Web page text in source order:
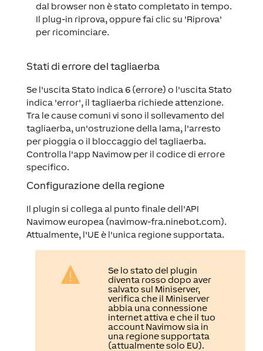
dal browser non è stato completato in tempo.
Il plug-in riprova, oppure fai clic su 'Riprova'
per ricominciare.
Stati di errore del tagliaerba
Se l'uscita Stato indica 6 (errore) o l'uscita Stato
indica 'error', il tagliaerba richiede attenzione.
Tra le cause comuni vi sono il sollevamento del
tagliaerba, un'ostruzione della lama, l'arresto
per pioggia o il bloccaggio del tagliaerba.
Controlla l'app Navimow per il codice di errore
specifico.
Configurazione della regione
Il plugin si collega al punto finale dell'API
Navimow europea (navimow-fra.ninebot.com).
Attualmente, l'UE è l'unica regione supportata.
Se lo stato del plugin
diventa rosso dopo aver
salvato sul Miniserver,
verifica che il Miniserver
abbia una connessione
internet attiva e che il tuo
account Navimow sia in
una regione supportata
(attualmente solo EU).